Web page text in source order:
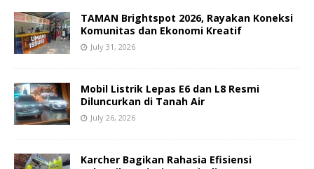
TAMAN Brightspot 2026, Rayakan Koneksi
Komunitas dan Ekonomi Kreatif
July 31, 2026
Mobil Listrik Lepas E6 dan L8 Resmi
Diluncurkan di Tanah Air
July 26, 2026
Karcher Bagikan Rahasia Efisiensi